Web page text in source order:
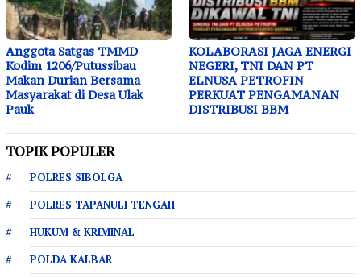
Anggota Satgas TMMD
Kodim 1206/Putussibau
Makan Durian Bersama
Masyarakat di Desa Ulak
Pauk
KOLABORASI JAGA ENERGI
NEGERI, TNI DAN PT
ELNUSA PETROFIN
PERKUAT PENGAMANAN
DISTRIBUSI BBM
TOPIK POPULER
POLRES SIBOLGA
POLRES TAPANULI TENGAH
HUKUM & KRIMINAL
POLDA KALBAR